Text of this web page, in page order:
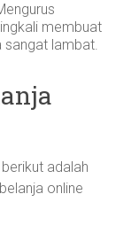
membuat
sangat lambat.
adalah
online